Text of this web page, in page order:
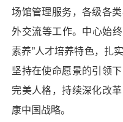
场馆管理服务，各级各
外交流等工作。中心始
素养”人才培养特色，扎
坚持在使命愿景的引领
完美人格，持续深化改
康中国战略。